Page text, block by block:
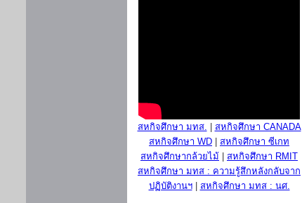
สหกิจศึกษา มทส.
สหกิจศึกษา CANADA
สหกิจศึกษา WD
สหกิจศึกษา ซีเกท
สหกิจศึกษากล้วยไม้
สหกิจศึกษา RMIT
สหกิจศึกษา มทส : ความรู้สึกหลังกลับจาก
ปฏิบัติงานฯ| สหกิจศึกษา มทส : นศ.